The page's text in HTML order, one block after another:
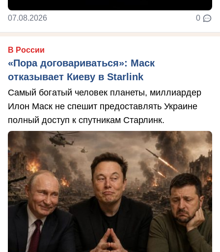
07.08.2026 0
В России
«Пора договариваться»: Маск
отказывает Киеву в Starlink
Самый богатый человек планеты, миллиардер
Илон Маск не спешит предоставлять Украине
полный доступ к спутникам Старлинк.